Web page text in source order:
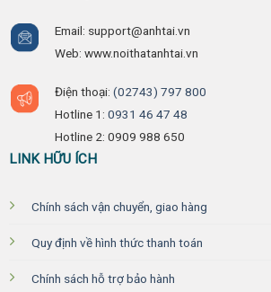
Email: support@anhtai.vn
Web: www.noithatanhtai.vn
Điện thoại: (02743) 797 800
Hotline 1: 0931 46 47 48
Hotline 2: 0909 988 650
LINK HỮU ÍCH
Chính sách vận chuyển, giao hàng
Quy định về hình thức thanh toán
Chính sách hỗ trợ bảo hành